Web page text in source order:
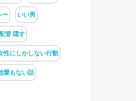
ー いい男
管 隠す
性にしかしない行動
愛もない話